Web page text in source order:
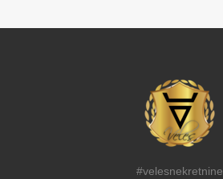
#velesnekretnine